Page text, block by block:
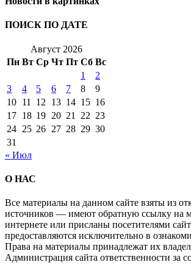
ПОИСК ПО ДАТЕ
Август 2026
Пн Вт Ср Чт Пт Сб Вс
1
2
3
4 5 6 7 8
9
10 11 12 13 14 15 16
17 18 19 20 21 22 23
24 25 26 27 28 29 30
31
« Июл
О НАС
Все материалы на данном сайте взяты из
источников — имеют обратную ссылку на
интернете или присланы посетителями
предоставляются исключительно в
Права на материалы принадлежат их
Администрация сайта ответственности за